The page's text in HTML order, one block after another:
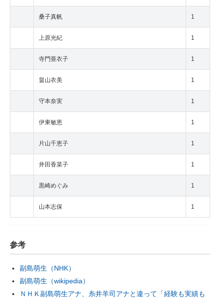
桑子真帆 1
上原光紀 1
寺門亜衣子 1
畠山衣美 1
守本奈実 1
伊東敏恵 1
片山千恵子 1
井田香菜子 1
黒崎めぐみ 1
山本志保 1
参考
副島萌生（NHK）
副島萌生（wikipedia）
ＮＨＫ副島萌生アナ、糸井羊司アナと違って「経験も実績も